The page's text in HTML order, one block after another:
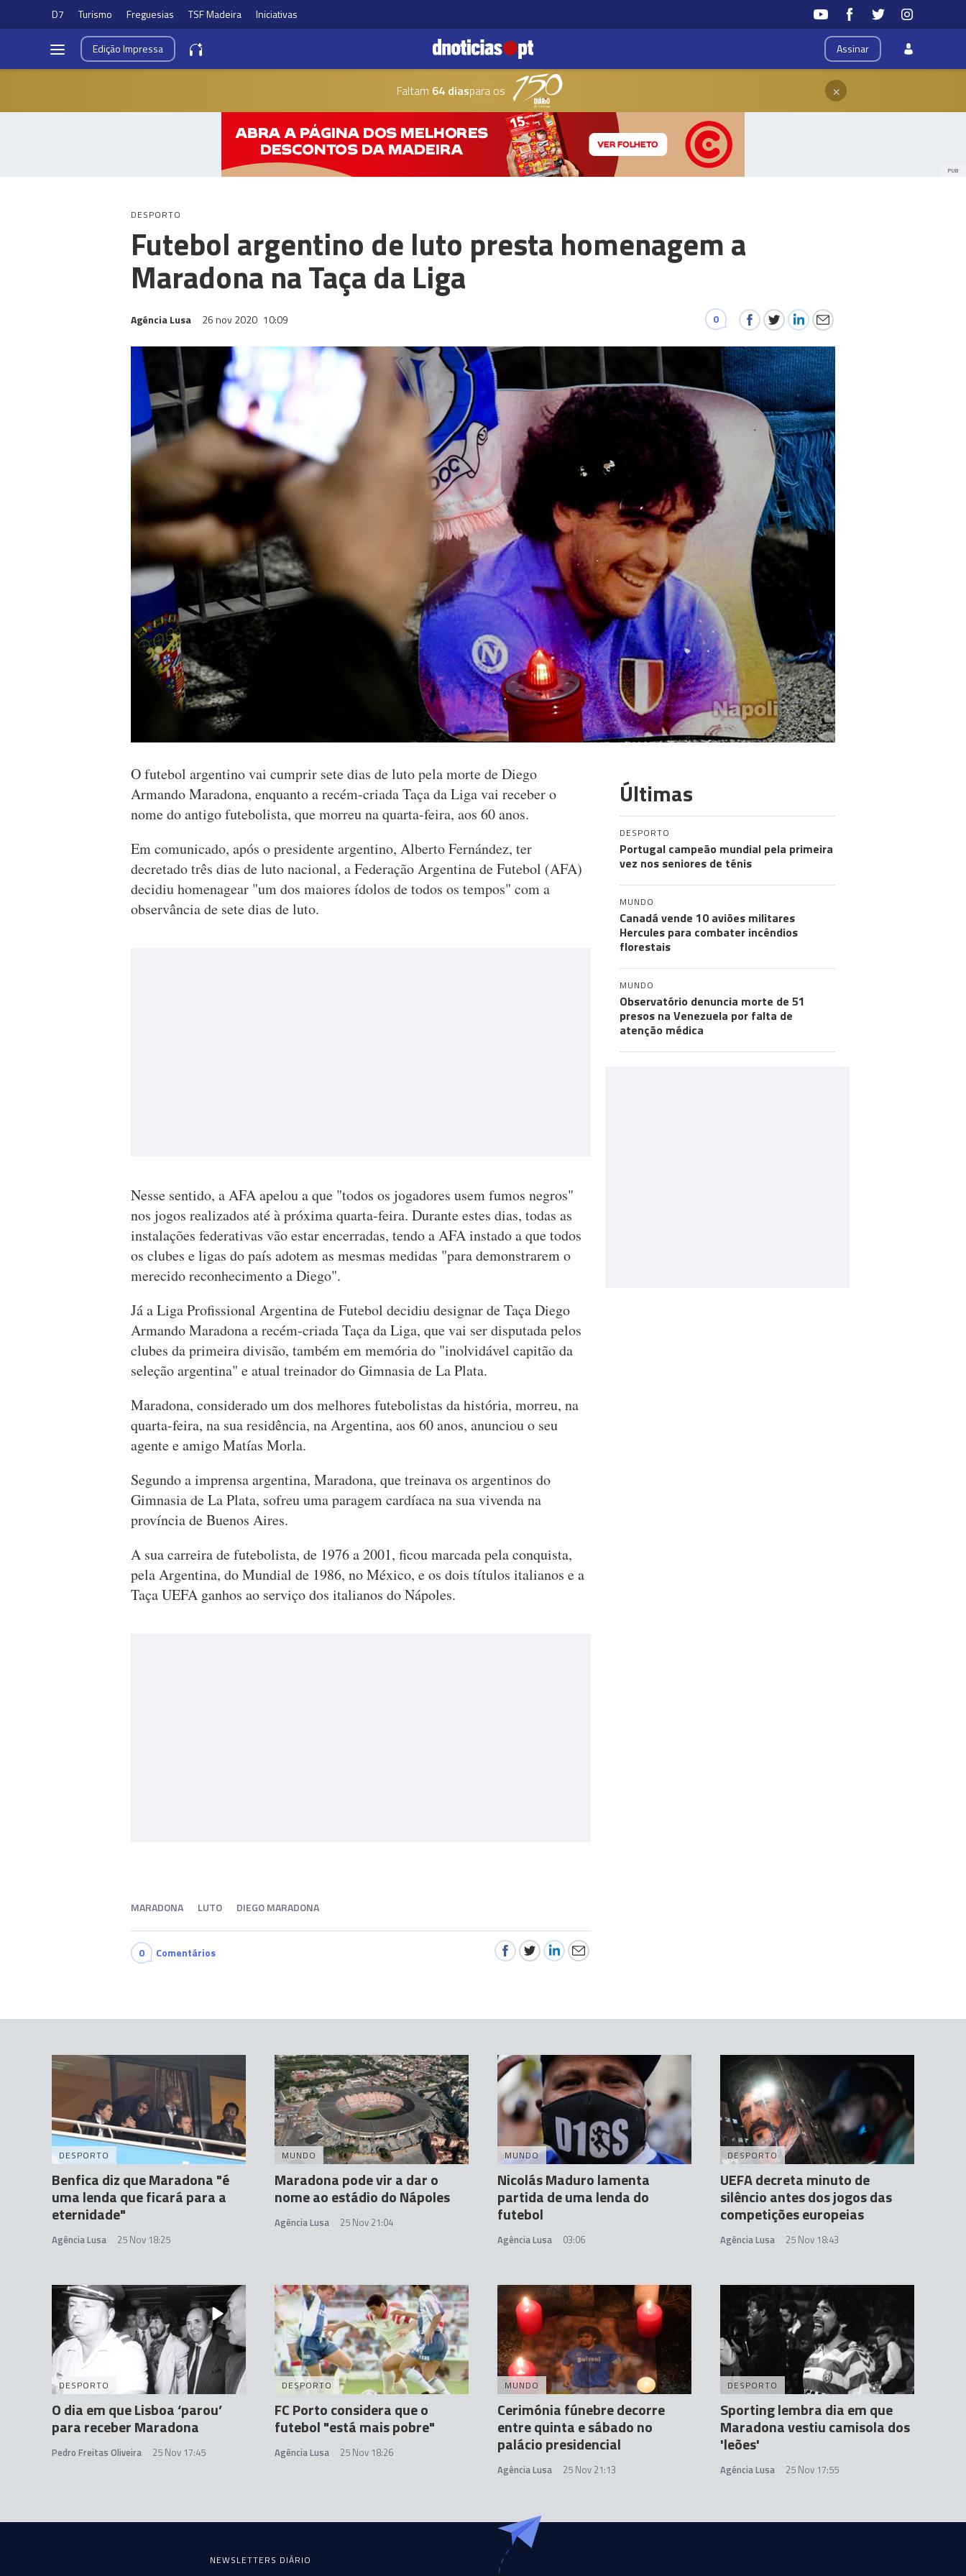
D7 Turismo Freguesias TSF Madeira Iniciativas
Assinar
EdiçãoImpressa
Faltam 64 diaspara os ×
PUB
DESPORTO
Futebol argentino de luto presta homenagem a
Maradona na Taça da Liga
Agéncia Lusa 26 nov 2020 10:09 0
O futebol argentino vai cumprir sete dias de luto pela morte de Diego
Armando Maradona, enquanto a recém-criada Taça da Liga vai receber o
nome do antigo futebolista, que morreu na quarta-feira, aos 60 anos.
Em comunicado, após o presidente argentino, Alberto Fernández, ter
decretado três dias de luto nacional, a Federação Argentina de Futebol (AFA)
decidiu homenagear "um dos maiores ídolos de todos os tempos" com a
observância de sete dias de luto.
Nesse sentido, a AFA apelou a que "todos os jogadores usem fumos negros"
nos jogos realizados até à próxima quarta-feira. Durante estes dias, todas as
instalações federativas vão estar encerradas, tendo a AFA instado a que todos
os clubes e ligas do país adotem as mesmas medidas "para demonstrarem o
merecido reconhecimento a Diego".
Já a Liga Profissional Argentina de Futebol decidiu designar de Taça Diego
Armando Maradona a recém-criada Taça da Liga, que vai ser disputada pelos
clubes da primeira divisão, também em memória do "inolvidável capitão da
seleção argentina" e atual treinador do Gimnasia de La Plata.
Maradona, considerado um dos melhores futebolistas da história, morreu, na
quarta-feira, na sua residência, na Argentina, aos 60 anos, anunciou o seu
agente e amigo Matías Morla.
Segundo a imprensa argentina, Maradona, que treinava os argentinos do
Gimnasia de La Plata, sofreu uma paragem cardíaca na sua vivenda na
província de Buenos Aires.
A sua carreira de futebolista, de 1976 a 2001, ficou marcada pela conquista,
pela Argentina, do Mundial de 1986, no México, e os dois títulos italianos e a
Taça UEFA ganhos ao serviço dos italianos do Nápoles.
MARADONA LUTO DIEGO MARADONA
0 Comentários
Últimas
DESPORTO
Portugal campeão mundial pela primeira
vez nos seniores de ténis
MUNDO
Canadá vende 10 aviões militares
Hercules para combater incêndios
florestais
MUNDO
Observatório denuncia morte de 51
presos na Venezuela por falta de
atenção médica
DESPORTO
Benfica diz que Maradona "é
uma lenda que ficará para a
eternidade"
Agência Lusa 25 Nov 18:25
MUNDO
Maradona pode vir a dar o
nome ao estádio do Nápoles
Agência Lusa 25 Nov 21:04
MUNDO
Nicolás Maduro lamenta
partida de uma lenda do
futebol
Agência Lusa 03:06
DESPORTO
UEFA decreta minuto de
silêncio antes dos jogos das
competições europeias
Agência Lusa 25 Nov 18:43
DESPORTO
O dia em que Lisboa ‘parou’
para receber Maradona
Pedro Freitas Oliveira 25 Nov 17:45
DESPORTO
FC Porto considera que o
futebol "está mais pobre"
Agência Lusa 25 Nov 18:26
MUNDO
Cerimónia fúnebre decorre
entre quinta e sábado no
palácio presidencial
Agência Lusa 25 Nov 21:13
DESPORTO
Sporting lembra dia em que
Maradona vestiu camisola dos
'leões'
Agéncia Lusa 25 Nov 17:55
NEWSLETTERS DIÁRIO